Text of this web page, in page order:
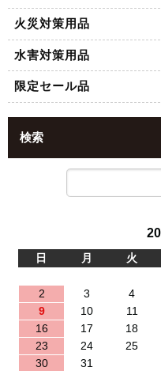
火災対策用品
水害対策用品
限定セール品
検索
日 月 火
2
3 4
9
10 11
16
17 18
23
24 25
30
31